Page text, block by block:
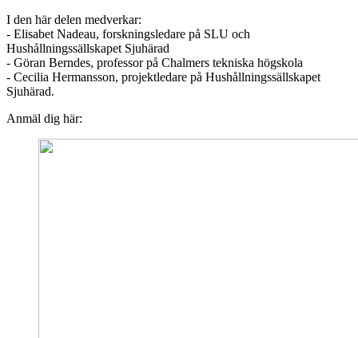
I den här delen medverkar:
- Elisabet Nadeau, forskningsledare på SLU och
Hushållningssällskapet Sjuhärad
- Göran Berndes, professor på Chalmers tekniska högskola
- Cecilia Hermansson, projektledare på Hushållningssällskapet
Sjuhärad.
Anmäl dig här: